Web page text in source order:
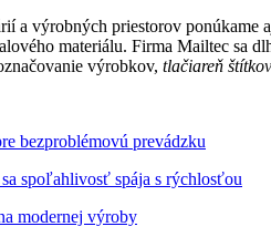
a výrobných priestorov ponúkame
materiálu. Firma Mailtec sa
výrobkov, tlačiareň štítkov
bezproblémovú prevádzku
spoľahlivosť spája s rýchlosťou
modernej výroby